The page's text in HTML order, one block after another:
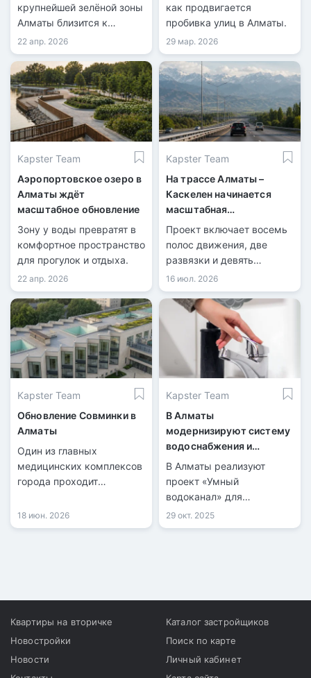
крупнейшей зелёной зоны
Алматы близится к
завершению.
22 апр. 2026
как продвигается
пробивка улиц в Алматы.
29 мар. 2026
Kapster Team
Аэропортовское озеро в
Алматы ждёт
масштабное обновление
Зону у воды превратят в
комфортное пространство
для прогулок и отдыха.
22 апр. 2026
Kapster Team
На трассе Алматы –
Каскелен начинается
масштабная
реконструкция
Проект включает восемь
полос движения, две
развязки и девять
надземных переходов.
16 июл. 2026
Kapster Team
Обновление Совминки в
Алматы
Один из главных
медицинских комплексов
города проходит
18 июн. 2026
Kapster Team
В Алматы
модернизируют систему
водоснабжения и
канализации с помощью
«умных» технологий
В Алматы реализуют
проект «Умный
водоканал» для
цифровизации водных
систем.
29 окт. 2025
Квартиры на вторичке
Новостройки
Новости
Каталог застройщиков
Поиск по карте
Личный кабинет